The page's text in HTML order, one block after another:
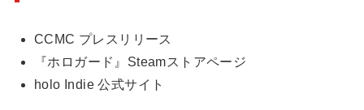
CCMC プレスリリース
『ホロガード』Steamストアページ
holo Indie 公式サイト